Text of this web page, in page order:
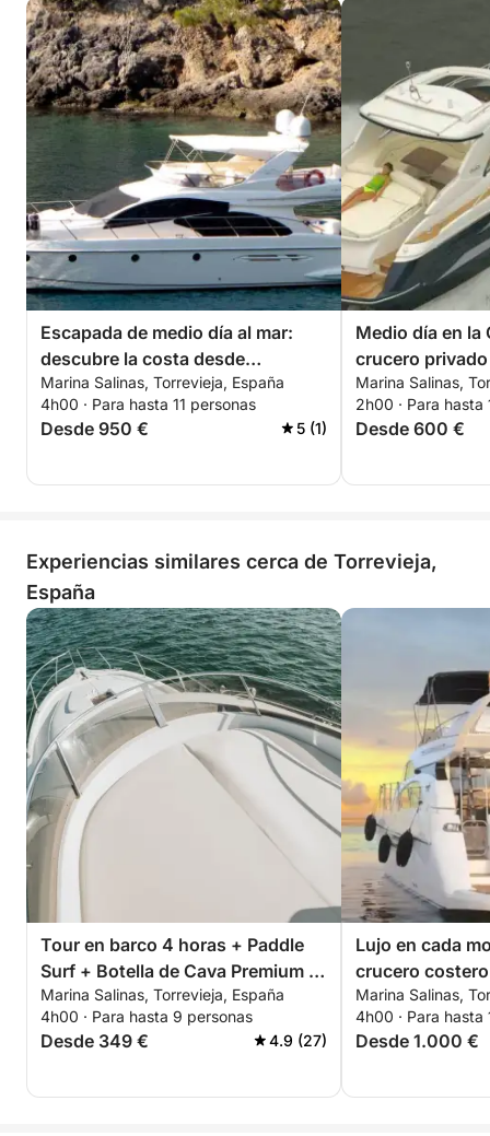
Escapada de medio día al mar:
descubre la costa desde
Torrevieja
Marina Salinas, Torrevieja, España
4h00 · Para hasta 11 personas
Desde 950 € 5 (1)
Medio día en la
crucero
flexible
Marina Salinas,
2h00 · Para hasta
Desde 600 €
Experiencias similares cerca de Torrevieja,
España
Tour en barco 4 horas + Paddle
Surf + Botella de Cava Premium -
TODO INCLUIDO
Marina Salinas, Torrevieja, España
4h00 · Para hasta 9 personas
Desde 349 € 4.9 (27)
Lujo en cada
crucero
Torrevieja
Marina Salinas,
4h00 · Para hasta
Desde 1.000 €